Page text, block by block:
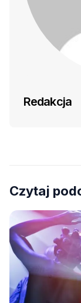
Redakcja
Czytaj